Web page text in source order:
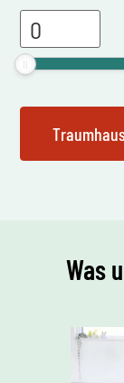
Was